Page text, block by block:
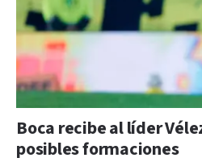
Boca recibe al líder
posibles formaciones